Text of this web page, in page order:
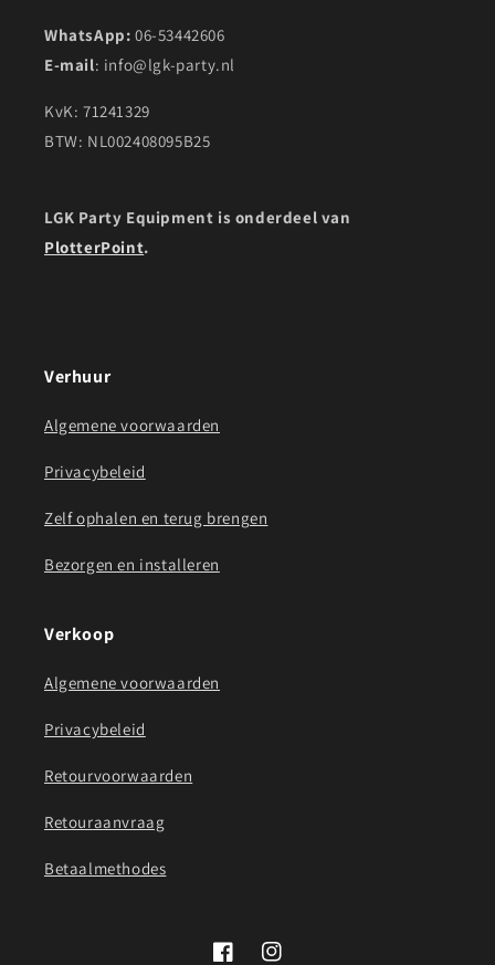
WhatsApp: 06-53442606
E-mail: info@lgk-party.nl
KvK: 71241329
BTW: NL002408095B25
LGK Party Equipment is onderdeel van
PlotterPoint.
Verhuur
Algemene voorwaarden
Privacybeleid
Zelf ophalen en terug brengen
Bezorgen en installeren
Verkoop
Algemene voorwaarden
Privacybeleid
Retourvoorwaarden
Retouraanvraag
Betaalmethodes